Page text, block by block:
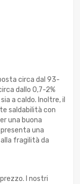
circa dal 93-
dallo 0,7-2%
a caldo. Inoltre, il
saldabilità con
una buona
una
fragilità da
I nostri